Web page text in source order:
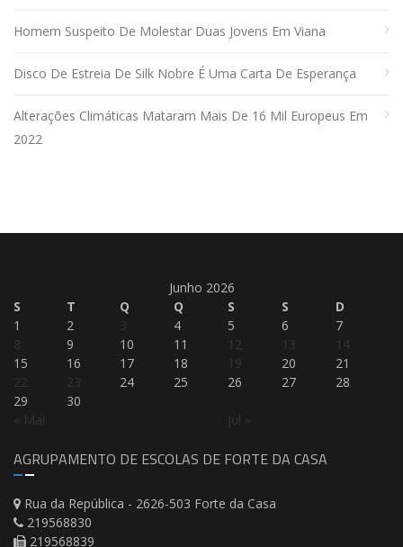
Homem Suspeito De Molestar Duas Jovens Em Viana
Disco De Estreia De Silk Nobre É Uma Carta De Esperança
Alterações Climáticas Mataram Mais De 16 Mil Europeus Em
2022
Junho 2026
S
T Q Q S S D
« Mai Jul »
1 2 3 4 5 6
7
8
9 10 11 12 13
14
15
16 17 18 19 20
21
22
23 24 25 26 27
28
29
30
AGRUPAMENTO DE ESCOLAS DE FORTE DA CASA
Rua da República - 2626-503 Forte da Casa
219568830
219568839